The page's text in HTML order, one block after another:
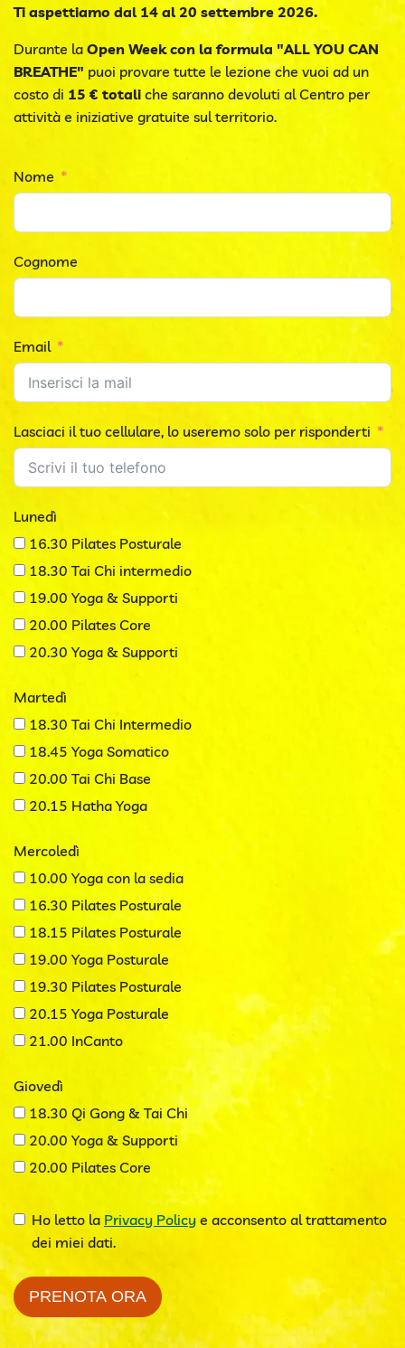
Ti aspettiamo dal 14 al 20 settembre 2026.
Durante la Open Week con la formula "ALL YOU CAN
BREATHE" puoi provare tutte le lezione che vuoi ad un
costo di 15 € totali che saranno devoluti al Centro per
attività e iniziative gratuite sul territorio.
Nome
Cognome
Email
Lasciaci il tuo cellulare, lo useremo solo per risponderti
Lunedì
16.30 Pilates Posturale
18.30 Tai Chi intermedio
19.00 Yoga & Supporti
20.00 Pilates Core
20.30 Yoga & Supporti
Martedì
18.30 Tai Chi Intermedio
18.45 Yoga Somatico
20.00 Tai Chi Base
20.15 Hatha Yoga
Mercoledì
10.00 Yoga con la sedia
16.30 Pilates Posturale
18.15 Pilates Posturale
19.00 Yoga Posturale
19.30 Pilates Posturale
20.15 Yoga Posturale
21.00 InCanto
Giovedì
18.30 Qi Gong & Tai Chi
20.00 Yoga & Supporti
20.00 Pilates Core
Ho letto la Privacy Policy e acconsento al trattamento
dei miei dati.
PRENOTA ORA